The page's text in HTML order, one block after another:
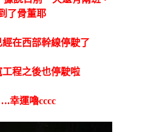
了骨董耶
在西部幹線停駛了
程之後也停駛啦
幸運嚕cccc